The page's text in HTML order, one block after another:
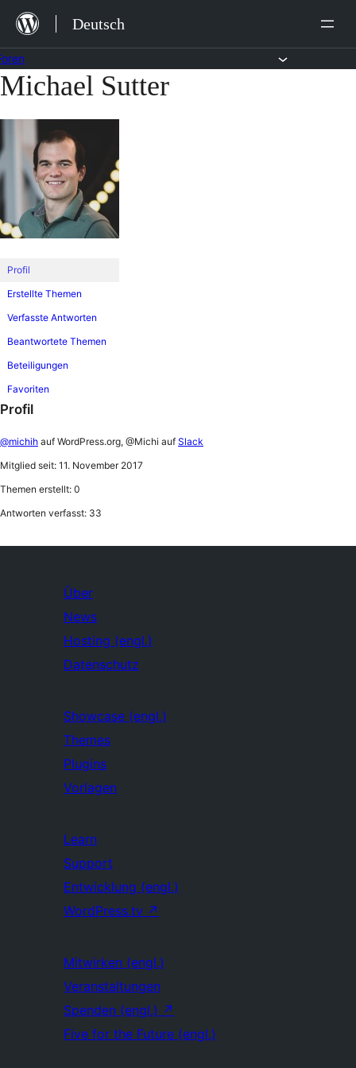
Zum
Inhalt
springen
Deutsch
Zum
Michael Sutter
Profil
Erstellte Themen
Verfasste Antworten
Beantwortete Themen
Beteiligungen
Favoriten
Profil
@michih auf WordPress.org, @Michi auf Slack
Mitglied seit: 11. November 2017
Themen erstellt: 0
Antworten verfasst: 33
Über
News
Hosting (engl.)
Datenschutz
Showcase (engl.)
Themes
Plugins
Vorlagen
Learn
Support
Entwicklung (engl.)
WordPress.tv ↗
Mitwirken (engl.)
Veranstaltungen
Spenden (engl.) ↗
Five for the Future (engl.)